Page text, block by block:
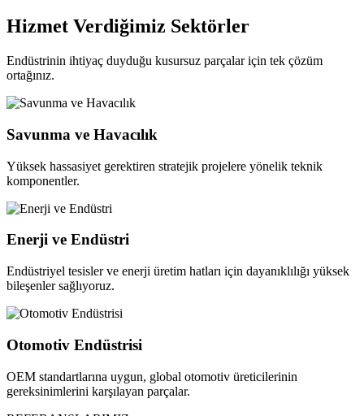
Hizmet Verdiğimiz Sektörler
Endüstrinin ihtiyaç duyduğu kusursuz parçalar için tek çözüm
ortağınız.
Savunma ve Havacılık
Yüksek hassasiyet gerektiren stratejik projelere yönelik teknik
komponentler.
Enerji ve Endüstri
Endüstriyel tesisler ve enerji üretim hatları için dayanıklılığı yüksek
bileşenler sağlıyoruz.
Otomotiv Endüstrisi
OEM standartlarına uygun, global otomotiv üreticilerinin
gereksinimlerini karşılayan parçalar.